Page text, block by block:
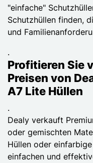
"einfache"
Schutzhüllen finden,
und
.
Profitieren Sie
Preisen von
A7 Lite Hüllen
.
Dealy verkauft
oder gemischten
Hüllen oder
einfachen und